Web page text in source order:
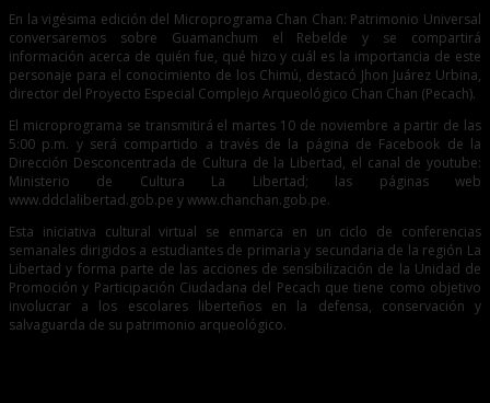
En la vigésima edición del Microprograma Chan Chan: Patrimonio Universal
conversaremos sobre Guamanchum el Rebelde y se compartirá
información acerca de quién fue, qué hizo y cuál es la importancia de este
personaje para el conocimiento de los Chimú, destacó Jhon Juárez Urbina,
director del Proyecto Especial Complejo Arqueológico Chan Chan (Pecach).
El microprograma se transmitirá el martes 10 de noviembre a partir de las
5:00 p.m. y será compartido a través de la página de Facebook de la
Dirección Desconcentrada de Cultura de la Libertad, el canal de youtube:
Ministerio de Cultura La Libertad; las páginas web
www.ddclalibertad.gob.pe y www.chanchan.gob.pe.
Esta iniciativa cultural virtual se enmarca en un ciclo de conferencias
semanales dirigidos a estudiantes de primaria y secundaria de la región La
Libertad y forma parte de las acciones de sensibilización de la Unidad de
Promoción y Participación Ciudadana del Pecach que tiene como objetivo
involucrar a los escolares liberteños en la defensa, conservación y
salvaguarda de su patrimonio arqueológico.